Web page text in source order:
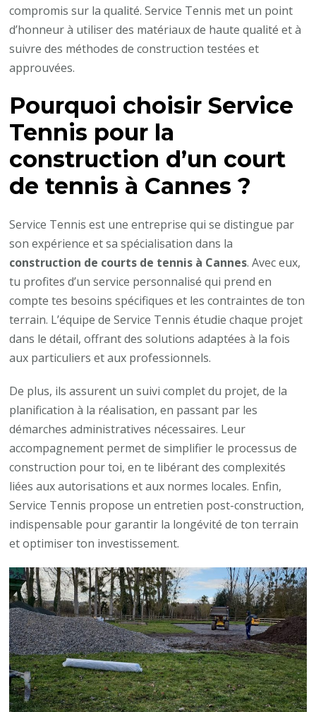
compromis sur la qualité. Service Tennis met un point
d’honneur à utiliser des matériaux de haute qualité et à
suivre des méthodes de construction testées et
approuvées.
Pourquoi choisir Service
Tennis pour la
construction d’un court
de tennis à Cannes ?
Service Tennis est une entreprise qui se distingue par
son expérience et sa spécialisation dans la
construction de courts de tennis à Cannes. Avec eux,
tu profites d’un service personnalisé qui prend en
compte tes besoins spécifiques et les contraintes de ton
terrain. L’équipe de Service Tennis étudie chaque projet
dans le détail, offrant des solutions adaptées à la fois
aux particuliers et aux professionnels.
De plus, ils assurent un suivi complet du projet, de la
planification à la réalisation, en passant par les
démarches administratives nécessaires. Leur
accompagnement permet de simplifier le processus de
construction pour toi, en te libérant des complexités
liées aux autorisations et aux normes locales. Enfin,
Service Tennis propose un entretien post-construction,
indispensable pour garantir la longévité de ton terrain
et optimiser ton investissement.